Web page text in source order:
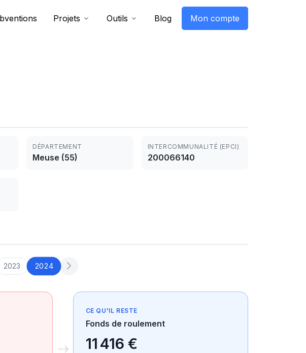
Projets Outils Blog Mon compte
DÉPARTEMENT
Meuse (55)
INTERCOMMUNALITÉ (EPCI)
200066140
2023 2024
CE QU'IL RESTE
Fonds de roulement
11 416 €